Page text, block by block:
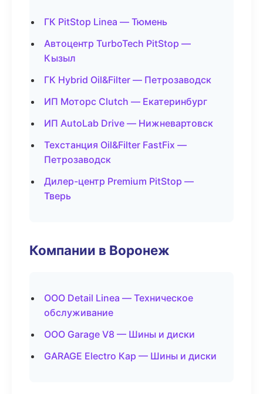
ГК PitStop Linea — Тюмень
Автоцентр TurboTech PitStop —
Кызыл
ГК Hybrid Oil&Filter — Петрозаводск
ИП Моторс Clutch — Екатеринбург
ИП AutoLab Drive — Нижневартовск
Техстанция Oil&Filter FastFix —
Петрозаводск
Дилер-центр Premium PitStop —
Тверь
Компании в Воронеж
ООО Detail Linea — Техническое
обслуживание
ООО Garage V8 — Шины и диски
GARAGE Electro Кар — Шины и диски